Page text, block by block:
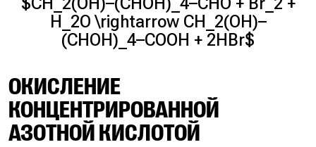
H_2O \rightarrow CH_2(OH)–
(CHOH)_4–COOH + 2HBr$
ОКИСЛЕНИЕ
КОНЦЕНТРИРОВАННОЙ
АЗОТНОЙ КИСЛОТОЙ